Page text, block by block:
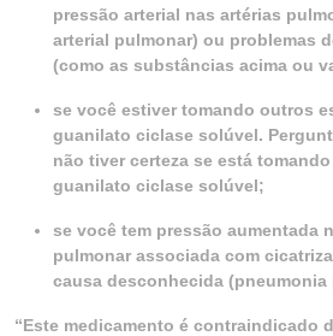
pressão arterial nas artérias
arterial pulmonar) ou problemas
(como as substâncias acima ou
se você estiver tomando outros
guanilato ciclase solúvel.
não tiver certeza se está
guanilato ciclase solúvel;
se você tem pressão aumentada
pulmonar associada com
causa desconhecida
“Este medicamento é contraindicado